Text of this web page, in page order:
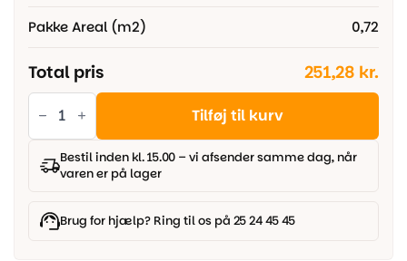
Pakke Areal (m2) 0,72
Total pris 251,28 kr.
Impressive
sildeben
Invisible
antal
Tilføj til kurv
Bestil inden kl. 15.00 – vi afsender samme dag, når
varen er på lager
Brug for hjælp? Ring til os på 25 24 45 45